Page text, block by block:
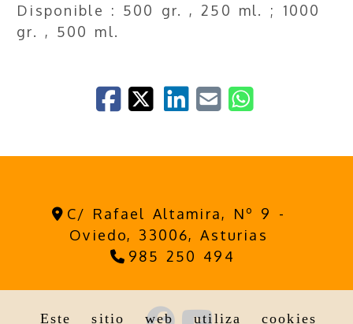
Este sitio web utiliza cookies
Disponible : 500 gr. , 250 ml. ; 1000
gr. , 500 ml.
C/ Rafael Altamira, Nº 9 -
Oviedo, 33006,Asturias
985 250 494